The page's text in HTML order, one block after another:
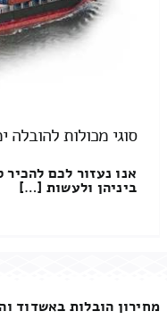
סוגי מכולות להובלה
אנו נעזור לכם
ביניהן ולעשות […]
מחירון הובלות באשדוד